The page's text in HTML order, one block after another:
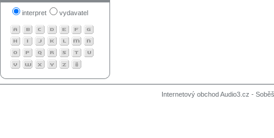
interpret vydavatel
Internetový obchod Audio3.cz -